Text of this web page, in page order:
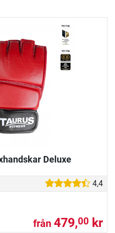
Deluxe
4,4
från 479,00 kr